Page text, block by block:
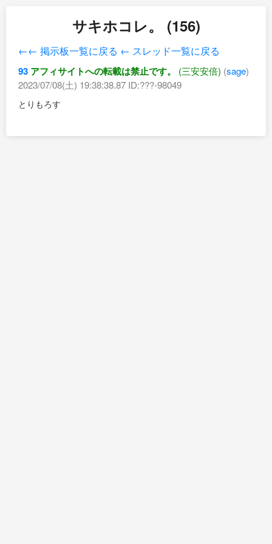
サキホコレ。 (156)
←← 掲示板一覧に戻る ← スレッド一覧に戻る
93 アフィサイトへの転載は禁止です。 (三安安倍) (sage)
2023/07/08(土) 19:38:38.87 ID:???-98049
とりもろす